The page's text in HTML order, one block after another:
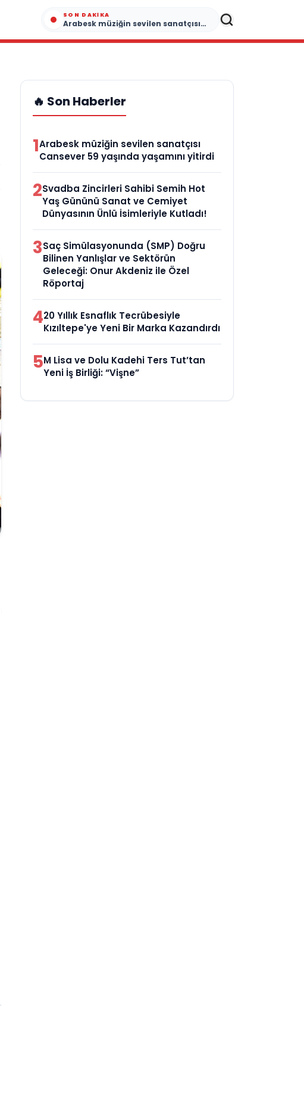
SON DAKIKA
Arabesk müziğin sevilen sanatçısı Cansever 59 yaşında yaşamını yitirdi
🔥 Son Haberler
1Arabesk müziğin sevilen sanatçısı
Cansever 59 yaşında yaşamını yitirdi
2Svadba Zincirleri Sahibi Semih Hot
Yaş Gününü Sanat ve Cemiyet
Dünyasının Ünlü İsimleriyle Kutladı!
3Saç Simülasyonunda (SMP) Doğru
Bilinen Yanlışlar ve Sektörün
Geleceği: Onur Akdeniz ile Özel
Röportaj
420 Yıllık Esnaflık Tecrübesiyle
Kızıltepe'ye Yeni Bir Marka Kazandırdı
5M Lisa ve Dolu Kadehi Ters Tut’tan
Yeni İş Birliği: “Vişne”